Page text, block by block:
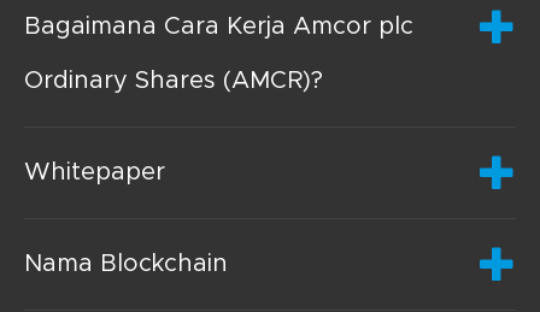
Bagaimana Cara Kerja Amcor plc
Ordinary Shares (AMCR)?
Whitepaper
Nama Blockchain